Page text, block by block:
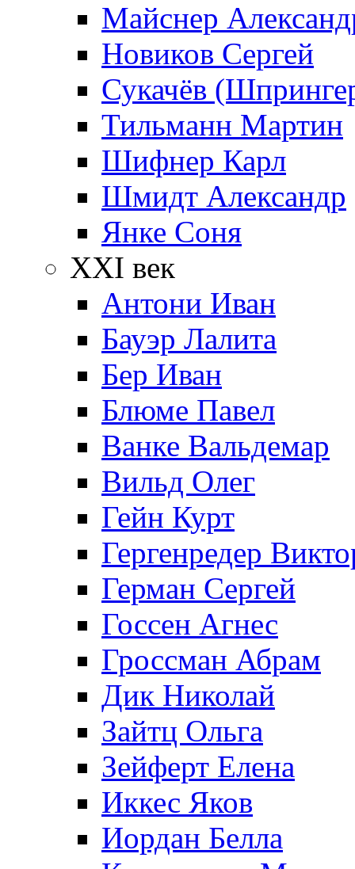
Майснер
Новиков Сергей
Сукачёв
Тильманн Мартин
Шифнер Карл
Шмидт Александр
Янке Соня
XXI век
Антони Иван
Бауэр Лалита
Бер Иван
Блюме Павел
Ванке Вальдемар
Вильд Олег
Гейн Курт
Гергенредер
Герман Сергей
Госсен Агнес
Гроссман Абрам
Дик Николай
Зайтц Ольга
Зейферт Елена
Иккес Яков
Иордан Белла